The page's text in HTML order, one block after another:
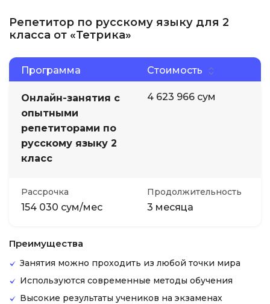
Репетитор по русскому языку для 2
класса от «Тетрика»
Программа Стоимость
Онлайн-занятия с
опытными
репетиторами по
русскому языку 2
класс
4 623 966 сум
Рассрочка
154 030 сум/мес
Продолжительность
3 месяца
Преимущества
Занятия можно проходить из любой точки мира
Используются современные методы обучения
Высокие результаты учеников на экзаменах